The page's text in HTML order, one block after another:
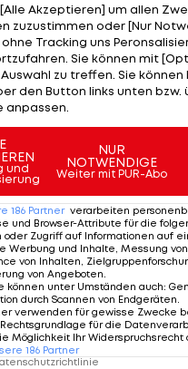
vielen Trainingsjahren
dass ich öfter
ich dann in der
im Team von
beruht auch auf
Spartentrainern
und Jochen Strobl (
das, was wir uns
"Wir haben
gemacht und ein
Akzeptieren] um allen
zuzustimmen oder [Nur
ohne Tracking uns
Sie können mit
zu treffen. Sie können
den Button links unten bzw.
anpassen.
und
NUR
NOTWENDIGE
Weiter mit PUR-Abo
186 Partner verarbeiten
und Browser-Attribute für die
oder Zugriff auf Informationen auf
Werbung und Inhalte, Messung
von Inhalten,
von Angeboten
können unter Umständen auch:
durch Scannen von Endgeräten
verwenden für gewisse Zwecke
für die
Möglichkeit Ihr Widerspruchsrecht
186 Partner